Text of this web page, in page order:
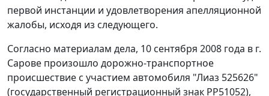
первой инстанции и удовлетворения апелляционной
жалобы, исходя из следующего.
Согласно материалам дела, 10 сентября 2008 года в г.
Сарове произошло дорожно-транспортное
происшествие с участием автомобиля "Лиаз 525626"
(государственный регистрационный знак РР51052),